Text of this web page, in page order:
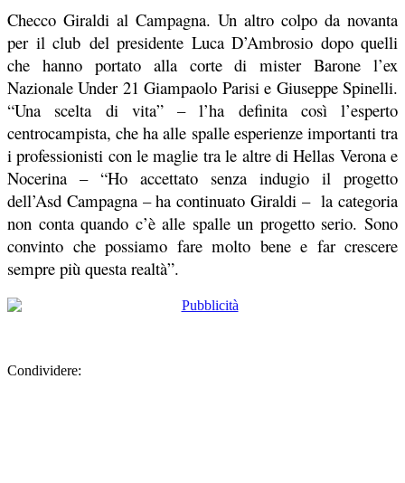
Checco Giraldi al Campagna. Un altro colpo da novanta
per il club del presidente Luca D’Ambrosio dopo quelli
che hanno portato alla corte di mister Barone l’ex
Nazionale Under 21 Giampaolo Parisi e Giuseppe Spinelli.
“Una scelta di vita” – l’ha definita così l’esperto
centrocampista, che ha alle spalle esperienze importanti tra
i professionisti con le maglie tra le altre di Hellas Verona e
Nocerina – “Ho accettato senza indugio il progetto
dell’Asd Campagna – ha continuato Giraldi – la categoria
non conta quando c’è alle spalle un progetto serio. Sono
convinto che possiamo fare molto bene e far crescere
sempre più questa realtà”.
Condividere: